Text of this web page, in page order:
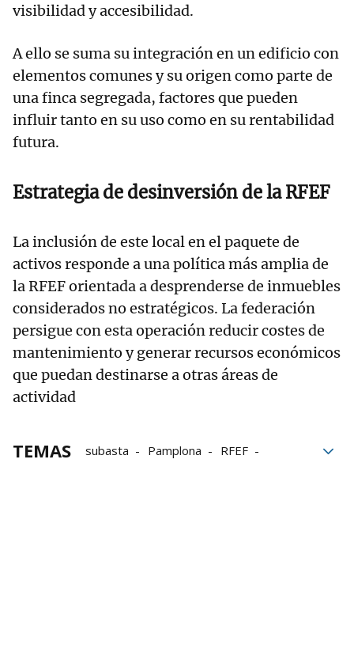
visibilidad y accesibilidad.
A ello se suma su integración en un edificio con
elementos comunes y su origen como parte de
una finca segregada, factores que pueden
influir tanto en su uso como en su rentabilidad
futura.
Estrategia de desinversión de la RFEF
La inclusión de este local en el paquete de
activos responde a una política más amplia de
la RFEF orientada a desprenderse de inmuebles
considerados no estratégicos. La federación
persigue con esta operación reducir costes de
mantenimiento y generar recursos económicos
que puedan destinarse a otras áreas de
actividad
TEMAS subasta Pamplona
RFEF